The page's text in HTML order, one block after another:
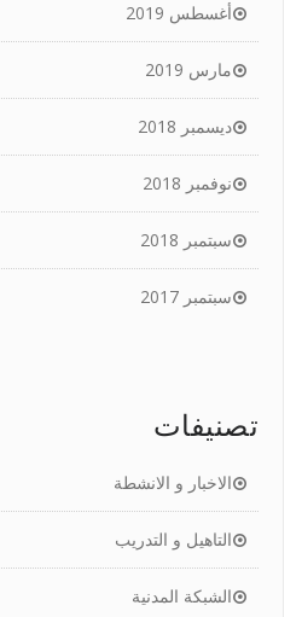
أغسطس 2019
مارس 2019
ديسمبر 2018
نوفمبر 2018
سبتمبر 2018
سبتمبر 2017
تصنيفات
الاخبار و الانشطة
التاهيل و التدريب
الشبكة المدنية